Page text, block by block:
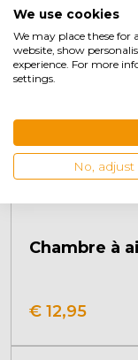
Chambre à
€ 12,95
We use cookies
We may place these for
website, show
experience. For more
settings.
No, adjust